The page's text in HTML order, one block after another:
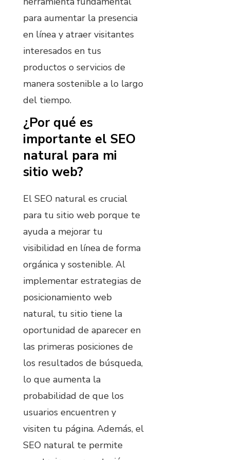
para aumentar la presencia
en línea y atraer visitantes
interesados en tus
productos o servicios de
manera sostenible a lo largo
del tiempo.
¿Por qué es
importante el SEO
natural para mi
sitio web?
El SEO natural es crucial
para tu sitio web porque te
ayuda a mejorar tu
visibilidad en línea de forma
orgánica y sostenible. Al
implementar estrategias de
posicionamiento web
natural, tu sitio tiene la
oportunidad de aparecer en
las primeras posiciones de
los resultados de búsqueda,
lo que aumenta la
probabilidad de que los
usuarios encuentren y
visiten tu página. Además, el
SEO natural te permite